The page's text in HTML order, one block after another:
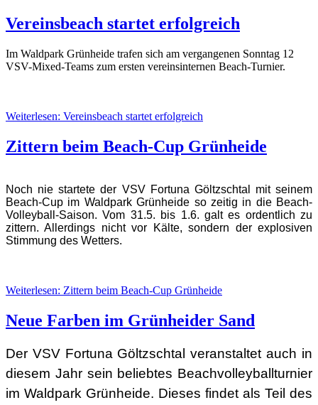
Vereinsbeach startet erfolgreich
Im Waldpark Grünheide trafen sich am vergangenen Sonntag 12
VSV-Mixed-Teams zum ersten vereinsinternen Beach-Turnier.
Weiterlesen: Vereinsbeach startet erfolgreich
Zittern beim Beach-Cup Grünheide
Noch nie startete der VSV Fortuna Göltzschtal mit seinem
Beach-Cup im Waldpark Grünheide so zeitig in die Beach-
Volleyball-Saison. Vom 31.5. bis 1.6. galt es ordentlich zu
zittern. Allerdings nicht vor Kälte, sondern der explosiven
Stimmung des Wetters.
Weiterlesen: Zittern beim Beach-Cup Grünheide
Neue Farben im Grünheider Sand
Der VSV Fortuna Göltzschtal veranstaltet auch in
diesem Jahr sein beliebtes Beachvolleyballturnier
im Waldpark Grünheide. Dieses findet als Teil des